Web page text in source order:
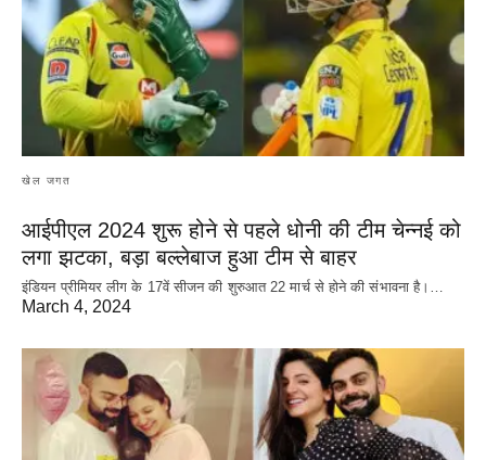
खेल जगत
आईपीएल 2024 शुरू होने से पहले धोनी की टीम चेन्नई को
लगा झटका, बड़ा बल्लेबाज हुआ टीम से बाहर
इंडियन प्रीमियर लीग के 17वें सीजन की शुरुआत 22 मार्च से होने की संभावना है।…
March 4, 2024